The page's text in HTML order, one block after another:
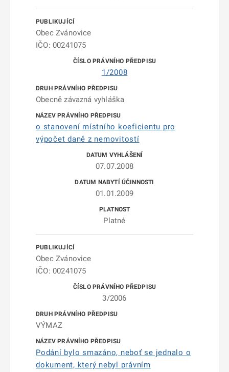
Obec Zvánovice
IČO: 00241075
1/2008
Obecně závazná vyhláška
o stanovení místního koeficientu pro
výpočet daně z nemovitostí
07.07.2008
01.01.2009
Platné
Obec Zvánovice
IČO: 00241075
3/2006
VÝMAZ
Podání bylo smazáno, neboť se jednalo o
dokument, který nebyl právním